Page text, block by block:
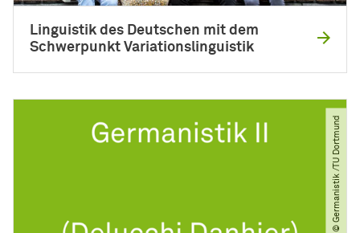
Linguistik des Deutschen mit dem
Schwerpunkt Variationslinguistik
© Germanistik ​/​TU Dortmund